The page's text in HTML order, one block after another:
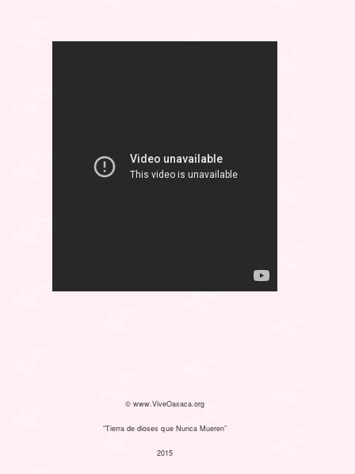
© www.ViveOaxaca.org
“Tierra de dioses que Nunca Mueren”
2015